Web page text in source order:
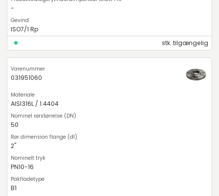
-
ISO7/1 Rp
stk. tilgængelig
031951060
AISI316L / 1.4404
50
2"
PN10-16
B1